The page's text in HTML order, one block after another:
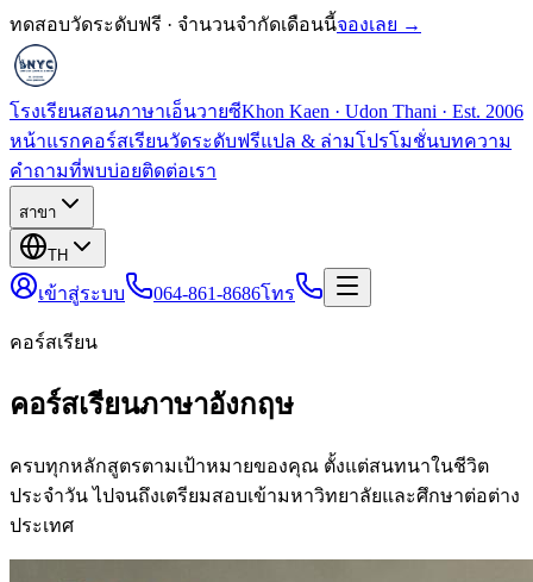
ทดสอบวัดระดับฟรี · จำนวนจำกัดเดือนนี้จองเลย →
โรงเรียนสอนภาษาเอ็นวายซีKhon Kaen · Udon Thani · Est. 2006
หน้าแรกคอร์สเรียนวัดระดับฟรีแปล & ล่ามโปรโมชั่นบทความ
คำถามที่พบบ่อยติดต่อเรา
สาขา
TH
เข้าสู่ระบบ 064-861-8686โทร
คอร์สเรียน
คอร์สเรียนภาษาอังกฤษ
ครบทุกหลักสูตรตามเป้าหมายของคุณ ตั้งแต่สนทนาในชีวิต
ประจำวัน ไปจนถึงเตรียมสอบเข้ามหาวิทยาลัยและศึกษาต่อต่าง
ประเทศ